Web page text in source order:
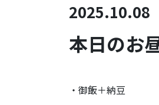
2025.10.08
本日のお
・御飯＋納豆